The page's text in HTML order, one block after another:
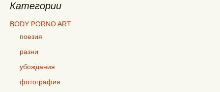
Категории
BODY PORNO ART
поезия
разни
убождания
фотография